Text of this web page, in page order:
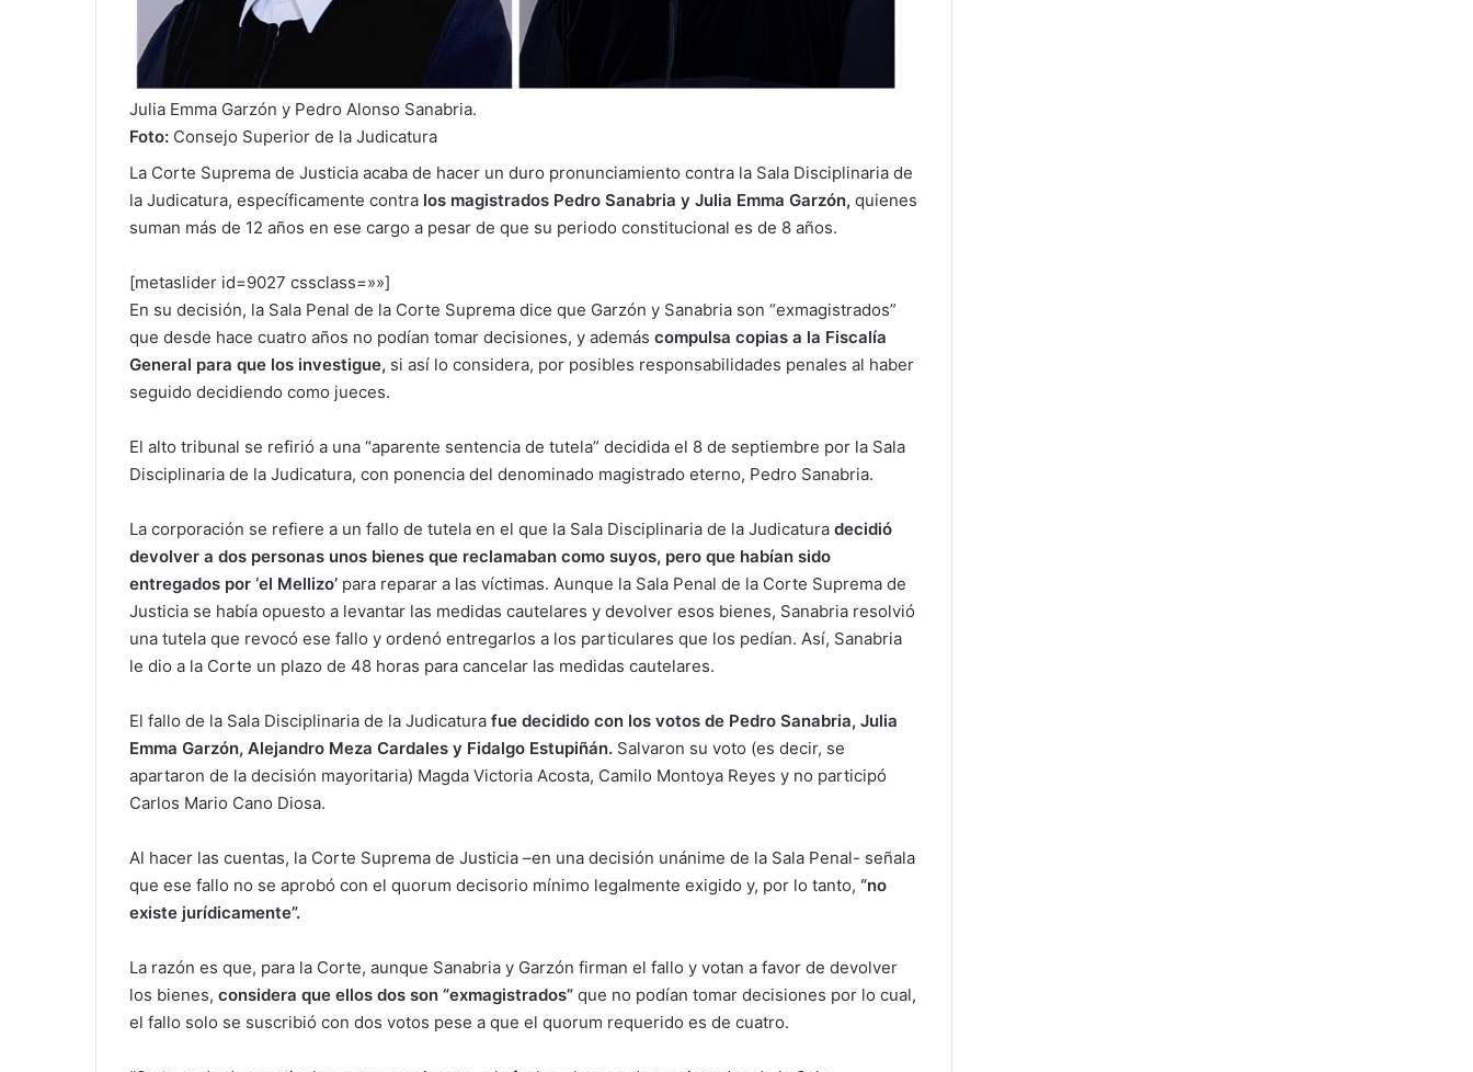
Julia Emma Garzón y Pedro Alonso Sanabria.
Foto: Consejo Superior de la Judicatura
La Corte Suprema de Justicia acaba de hacer un duro pronunciamiento contra la Sala Disciplinaria de
la Judicatura, específicamente contra los magistrados Pedro Sanabria y Julia Emma Garzón, quienes
suman más de 12 años en ese cargo a pesar de que su periodo constitucional es de 8 años.
[metaslider id=9027 cssclass=»»]
En su decisión, la Sala Penal de la Corte Suprema dice que Garzón y Sanabria son “exmagistrados”
que desde hace cuatro años no podían tomar decisiones, y además compulsa copias a la Fiscalía
General para que los investigue, si así lo considera, por posibles responsabilidades penales al haber
seguido decidiendo como jueces.
El alto tribunal se refirió a una “aparente sentencia de tutela” decidida el 8 de septiembre por la Sala
Disciplinaria de la Judicatura, con ponencia del denominado magistrado eterno, Pedro Sanabria.
La corporación se refiere a un fallo de tutela en el que la Sala Disciplinaria de la Judicatura decidió
devolver a dos personas unos bienes que reclamaban como suyos, pero que habían sido
entregados por ‘el Mellizo’ para reparar a las víctimas. Aunque la Sala Penal de la Corte Suprema de
Justicia se había opuesto a levantar las medidas cautelares y devolver esos bienes, Sanabria resolvió
una tutela que revocó ese fallo y ordenó entregarlos a los particulares que los pedían. Así, Sanabria
le dio a la Corte un plazo de 48 horas para cancelar las medidas cautelares.
El fallo de la Sala Disciplinaria de la Judicatura fue decidido con los votos de Pedro Sanabria, Julia
Emma Garzón, Alejandro Meza Cardales y Fidalgo Estupiñán. Salvaron su voto (es decir, se
apartaron de la decisión mayoritaria) Magda Victoria Acosta, Camilo Montoya Reyes y no participó
Carlos Mario Cano Diosa.
Al hacer las cuentas, la Corte Suprema de Justicia –en una decisión unánime de la Sala Penal- señala
que ese fallo no se aprobó con el quorum decisorio mínimo legalmente exigido y, por lo tanto, “no
existe jurídicamente”.
La razón es que, para la Corte, aunque Sanabria y Garzón firman el fallo y votan a favor de devolver
los bienes, considera que ellos dos son “exmagistrados” que no podían tomar decisiones por lo cual,
el fallo solo se suscribió con dos votos pese a que el quorum requerido es de cuatro.